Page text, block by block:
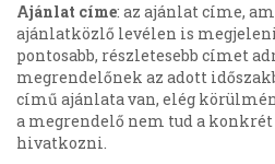
Ajánlat címe: az ajánlat címe,
ajánlatközlő levélen is
pontosabb, részletesebb címet
megrendelőnek az adott
című ajánlata van, elég
a megrendelő nem tud a
hivatkozni.